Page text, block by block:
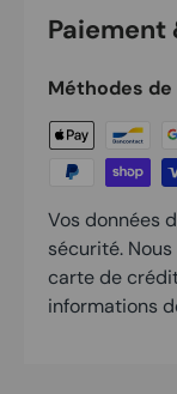
Paiement
Méthodes
Vos données
sécurité.
carte de
informations